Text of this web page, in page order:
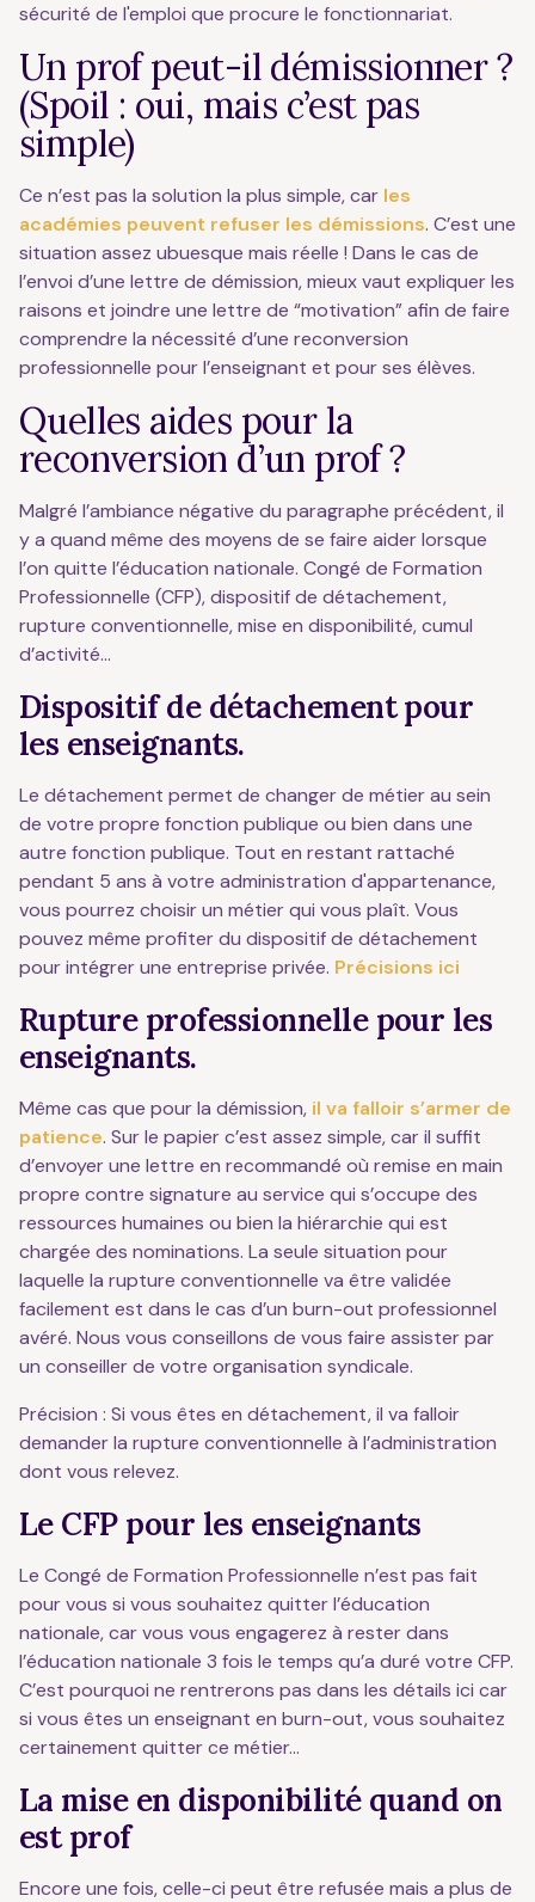
sécurité de l'emploi que procure le fonctionnariat.
Un prof peut-il démissionner ?
(Spoil : oui, mais c’est pas
simple)
Ce n’est pas la solution la plus simple, car les
académies peuvent refuser les démissions. C’est une
situation assez ubuesque mais réelle ! Dans le cas de
l’envoi d’une lettre de démission, mieux vaut expliquer les
raisons et joindre une lettre de “motivation” afin de faire
comprendre la nécessité d’une reconversion
professionnelle pour l’enseignant et pour ses élèves.
Quelles aides pour la
reconversion d’un prof ?
Malgré l’ambiance négative du paragraphe précédent, il
y a quand même des moyens de se faire aider lorsque
l’on quitte l’éducation nationale. Congé de Formation
Professionnelle (CFP), dispositif de détachement,
rupture conventionnelle, mise en disponibilité, cumul
d’activité…
Dispositif de détachement pour
les enseignants.
Le détachement permet de changer de métier au sein
de votre propre fonction publique ou bien dans une
autre fonction publique. Tout en restant rattaché
pendant 5 ans à votre administration d'appartenance,
vous pourrez choisir un métier qui vous plaît. Vous
pouvez même profiter du dispositif de détachement
pour intégrer une entreprise privée. Précisions ici
Rupture professionnelle pour les
enseignants.
Même cas que pour la démission, il va falloir s’armer de
patience. Sur le papier c’est assez simple, car il suffit
d’envoyer une lettre en recommandé où remise en main
propre contre signature au service qui s’occupe des
ressources humaines ou bien la hiérarchie qui est
chargée des nominations. La seule situation pour
laquelle la rupture conventionnelle va être validée
facilement est dans le cas d’un burn-out professionnel
avéré. Nous vous conseillons de vous faire assister par
un conseiller de votre organisation syndicale.
Précision : Si vous êtes en détachement, il va falloir
demander la rupture conventionnelle à l’administration
dont vous relevez.
Le CFP pour les enseignants
Le Congé de Formation Professionnelle n’est pas fait
pour vous si vous souhaitez quitter l’éducation
nationale, car vous vous engagerez à rester dans
l’éducation nationale 3 fois le temps qu’a duré votre CFP.
C’est pourquoi ne rentrerons pas dans les détails ici car
si vous êtes un enseignant en burn-out, vous souhaitez
certainement quitter ce métier…
La mise en disponibilité quand on
est prof
Encore une fois, celle-ci peut être refusée mais a plus de